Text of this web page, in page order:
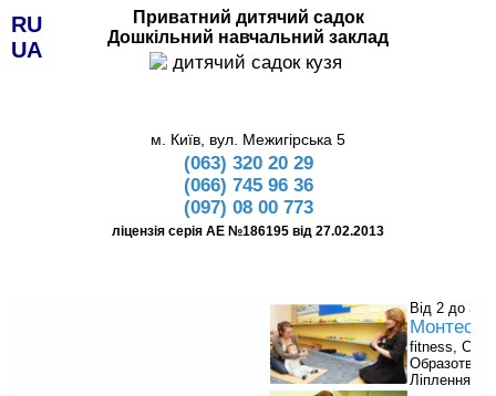
RU
UA
Приватний дитячий садок
Дошкільний навчальний заклад
м. Київ, вул. Межигірська 5
(063) 320 20 29
(066) 745 96 36
(097) 08 00 773
ліцензія серія АЕ №186195 від 27.02.2013
Від 2 до 3:
fitness, Світ
Ліплення.